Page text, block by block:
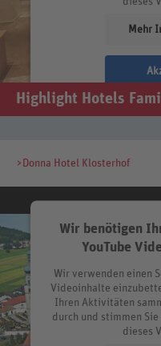
Mehr
Highlight Hotels
>Donna Hotel Klosterhof
Wir benötigen
YouTube
Wir verwenden einen
Videoinhalte
Ihren Aktivitäten
durch und stimmen
dieses